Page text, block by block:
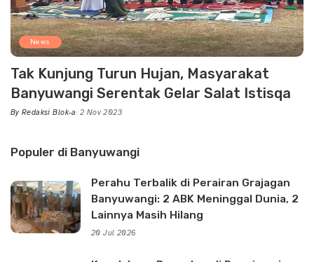
News
Tak Kunjung Turun Hujan, Masyarakat
Banyuwangi Serentak Gelar Salat Istisqa
Posted
By Redaksi Blok-a 2 Nov 2023
Populer di Banyuwangi
Perahu Terbalik di Perairan Grajagan
Banyuwangi: 2 ABK Meninggal Dunia, 2
Lainnya Masih Hilang
20 Jul 2026